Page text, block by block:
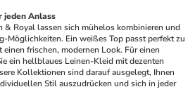
jeden Anlass
& Royal lassen sich mühelos kombinieren und
Möglichkeiten. Ein weißes Top passt perfekt zu
frischen, modernen Look. Für einen
ein hellblaues Leinen-Kleid mit dezenten
Kollektionen sind darauf ausgelegt, Ihnen
Stil auszudrücken und sich in jeder